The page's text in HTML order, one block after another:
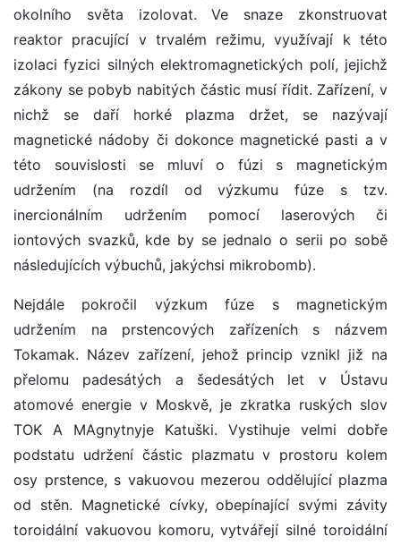
okolního světa izolovat. Ve snaze zkonstruovat
reaktor pracující v trvalém režimu, využívají k této
izolaci fyzici silných elektromagnetických polí, jejichž
zákony se pobyb nabitých částic musí řídit. Zařízení, v
nichž se daří horké plazma držet, se nazývají
magnetické nádoby či dokonce magnetické pasti a v
této souvislosti se mluví o fúzi s magnetickým
udržením (na rozdíl od výzkumu fúze s tzv.
inercionálním udržením pomocí laserových či
iontových svazků, kde by se jednalo o serii po sobě
následujících výbuchů, jakýchsi mikrobomb).
Nejdále pokročil výzkum fúze s magnetickým
udržením na prstencových zařízeních s názvem
Tokamak. Název zařízení, jehož princip vznikl již na
přelomu padesátých a šedesátých let v Ústavu
atomové energie v Moskvě, je zkratka ruských slov
TOK A MAgnytnyje Katuški. Vystihuje velmi dobře
podstatu udržení částic plazmatu v prostoru kolem
osy prstence, s vakuovou mezerou oddělující plazma
od stěn. Magnetické cívky, obepínající svými závity
toroidální vakuovou komoru, vytvářejí silné toroidální